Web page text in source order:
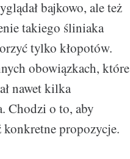
bajkowo, ale też
takiego śliniaka
tylko kłopotów.
obowiązkach, które
nawet kilka
Chodzi o to, aby
konkretne propozycje.